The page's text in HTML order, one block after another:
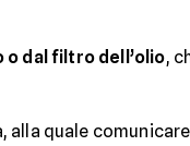
o dal filtro dell’olio,
alla quale